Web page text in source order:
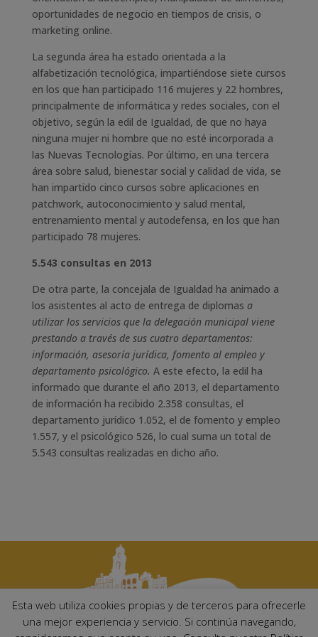
oportunidades de negocio en tiempos de crisis, o
marketing online.
La segunda área ha estado orientada a la
alfabetización tecnológica, impartiéndose siete cursos
en los que han participado 116 mujeres y 22 hombres,
principalmente de informática y redes sociales, con el
objetivo, según la edil de Igualdad, de que no haya
ninguna mujer ni hombre que no esté incorporada a
las Nuevas Tecnologías. Por último, en una tercera
área sobre salud, bienestar social y calidad de vida, se
han impartido cinco cursos sobre aplicaciones en
patchwork, autoconocimiento y salud mental,
entrenamiento mental y autodefensa, en los que han
participado 78 mujeres.
5.543 consultas en 2013
De otra parte, la concejala de Igualdad ha animado a
los asistentes al acto de entrega de diplomas a
utilizar los servicios que la delegación municipal viene
prestando a través de sus cuatro departamentos:
información, asesoría jurídica, fomento al empleo y
departamento psicológico. A este efecto, la edil ha
informado que durante el año 2013, el departamento
de información ha recibido 2.358 consultas, el
departamento jurídico 1.052, el de fomento y empleo
1.557, y el psicológico 526, lo cual suma un total de
5.543 consultas realizadas en dicho año.
Esta web utiliza cookies propias y de terceros para ofrecerle
una mejor experiencia y servicio. Si continúa navegando,